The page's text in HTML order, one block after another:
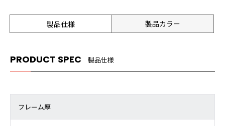
製品仕様 製品カラー
PRODUCT SPEC 製品仕様
フレーム厚